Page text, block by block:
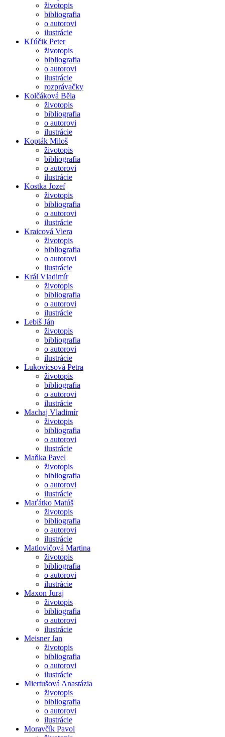
životopis
bibliografia
o autorovi
ilustrácie
Kľúčik Peter
životopis
bibliografia
o autorovi
ilustrácie
rozprávačky
Kolčáková Běla
životopis
bibliografia
o autorovi
ilustrácie
Kopták Miloš
životopis
bibliografia
o autorovi
ilustrácie
Kostka Jozef
životopis
bibliografia
o autorovi
ilustrácie
Kraicová Viera
životopis
bibliografia
o autorovi
ilustrácie
Král Vladimír
životopis
bibliografia
o autorovi
ilustrácie
Lebiš Ján
životopis
bibliografia
o autorovi
ilustrácie
Lukovicsová Petra
životopis
bibliografia
o autorovi
ilustrácie
Machaj Vladimír
životopis
bibliografia
o autorovi
ilustrácie
Maňka Pavel
životopis
bibliografia
o autorovi
ilustrácie
Maťátko Matúš
životopis
bibliografia
o autorovi
ilustrácie
Matlovičová Martina
životopis
bibliografia
o autorovi
ilustrácie
Maxon Juraj
životopis
bibliografia
o autorovi
ilustrácie
Meisner Jan
životopis
bibliografia
o autorovi
ilustrácie
Miertušová Anastázia
životopis
bibliografia
o autorovi
ilustrácie
Moravčík Pavol